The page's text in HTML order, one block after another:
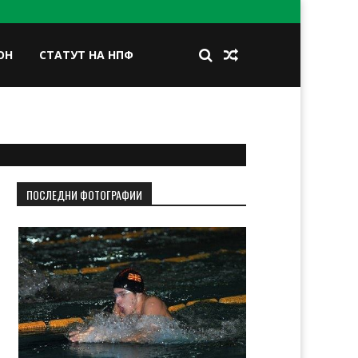
СТАТУТ НА НПФ
ПОСЛЕДНИ ФОТОГРАФИИ